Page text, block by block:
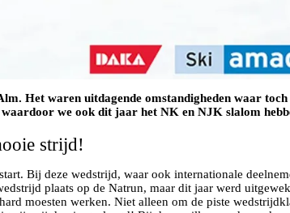
Het waren uitdagende omstandigheden waar
we ook dit jaar het NK en NJK slalom
strijd!
Bij deze wedstrijd, waar ook internationale
plaats op de Natrun, maar dit jaar werd
moesten werken. Niet alleen om de piste